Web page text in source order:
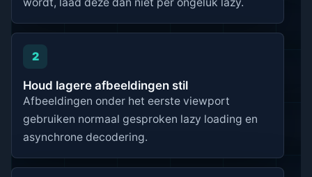
2
Houd lagere afbeeldingen stil
Afbeeldingen onder het eerste viewport
gebruiken normaal gesproken lazy loading en
asynchrone decodering.